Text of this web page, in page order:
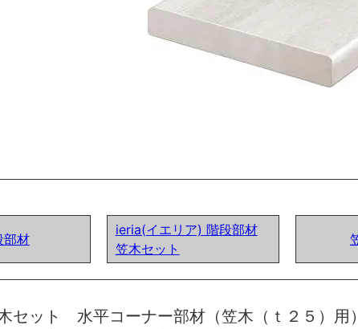
部材
ieria(イエリア) 階段部材
笠木セット
セット 水平コーナー部材（笠木（ｔ２５）